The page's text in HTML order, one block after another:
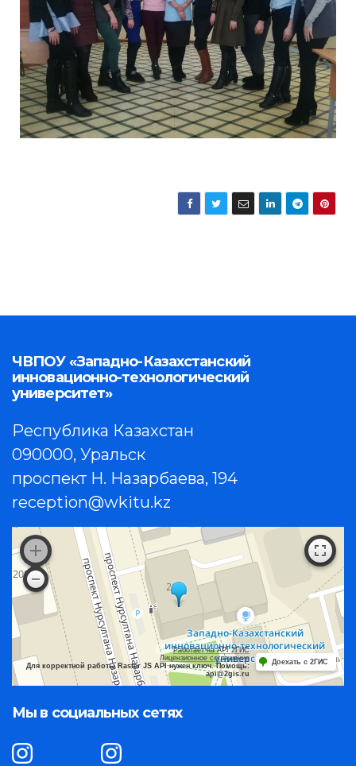
ЧВПОУ «Западно-Казахстанский
инновационно-технологический
университет»
Республика Казахстан
090000, Уральск
проспект Н. Назарбаева, 194
reception@wkitu.kz
Работает на API 2ГИС
Лицензионное соглашение
Для корректной работы Raster JS API нужен ключ. Помощь:
api@2gis.ru
Доехать с 2ГИС
Мы в социальных сетях